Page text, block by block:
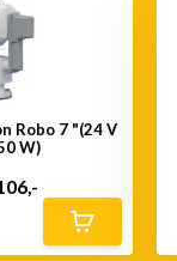
Robo 7 "(24 V
W)